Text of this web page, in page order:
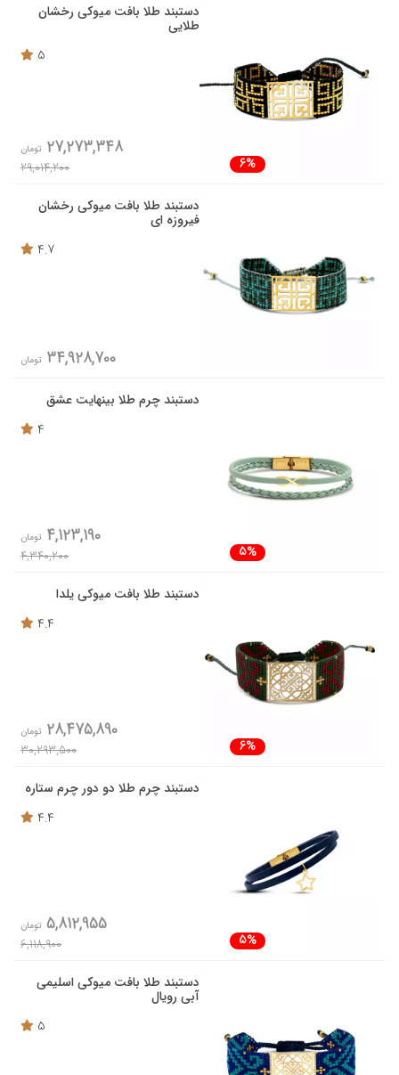
دستبند طلا بافت میوکی رخشان
طلایی
5
6%
27,273,348 تومان
29,014,200
دستبند طلا بافت میوکی رخشان
فیروزه ای
4.7
34,928,700 تومان
دستبند چرم طلا بینهایت عشق
4
5%
4,123,190 تومان
4,340,200
دستبند طلا بافت میوکی یلدا
4.4
6%
28,475,890 تومان
30,293,500
دستبند چرم طلا دو دور چرم ستاره
4.4
5%
5,812,955 تومان
6,118,900
دستبند طلا بافت میوکی اسلیمی
آبی رویال
5